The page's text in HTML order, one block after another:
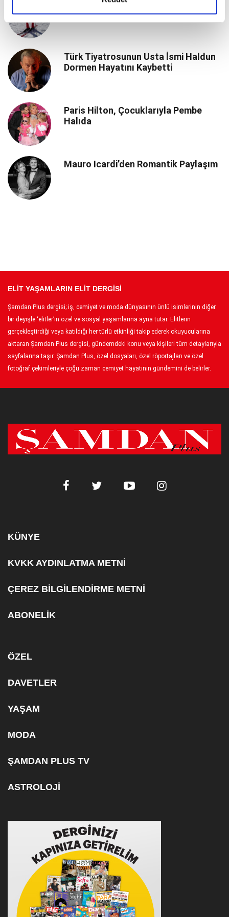
Aslışah Alkoçlar’dan Alpler’de Kış
Tatili
Türk Tiyatrosunun Usta İsmi Haldun
Dormen Hayatını Kaybetti
Paris Hilton, Çocuklarıyla Pembe
Halıda
Mauro Icardi’den Romantik Paylaşım
ELİT YAŞAMLARIN ELİT DERGİSİ
Şamdan Plus dergisi; iş, cemiyet ve moda dünyasının ünlü isimlerinin diğer
bir deyişle ‘elitler’in özel ve sosyal yaşamlarına ayna tutar. Elitlerin
gerçekleştirdiği veya katıldığı her türlü etkinliği takip ederek okuyucularına
aktaran Şamdan Plus dergisi, gündemdeki konu veya kişileri tüm detaylarıyla
sayfalarına taşır. Şamdan Plus, özel dosyaları, özel röportajları ve özel
fotoğraf çekimleriyle çoğu zaman cemiyet hayatının gündemini de belirler.
KÜNYE
KVKK AYDINLATMA METNİ
ÇEREZ BİLGİLENDİRME METNİ
ABONELİK
ÖZEL
DAVETLER
YAŞAM
MODA
ŞAMDAN PLUS TV
ASTROLOJİ